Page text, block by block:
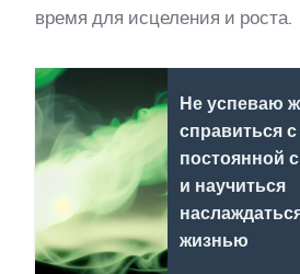
время для исцеления и роста.
Не успеваю
справиться с
постоянной
и научиться
жизнью